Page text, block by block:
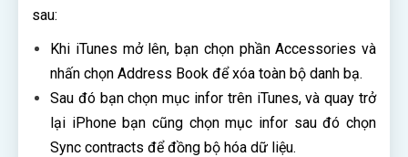
sau:
Khi iTunes mở lên, bạn chọn phần Accessories và
nhấn chọn Address Book để xóa toàn bộ danh bạ.
Sau đó bạn chọn mục infor trên iTunes, và quay trở
lại iPhone bạn cũng chọn mục infor sau đó chọn
Sync contracts để đồng bộ hóa dữ liệu.